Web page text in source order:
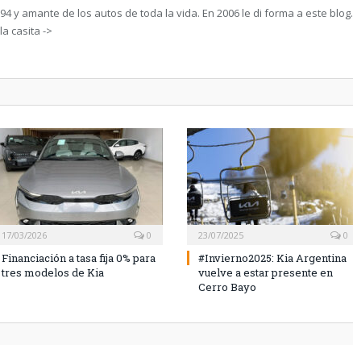
y amante de los autos de toda la vida. En 2006 le di forma a este blog.
casita ->
17/03/2026 0
Financiación a tasa fija 0% para
tres modelos de Kia
23/07/2025 0
#Invierno2025: Kia Argentina
vuelve a estar presente en
Cerro Bayo